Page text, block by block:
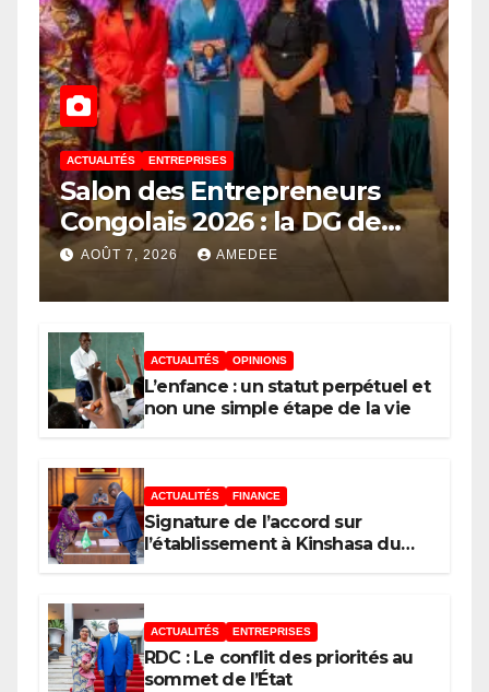
ACTUALITÉS ENTREPRISES
Salon des Entrepreneurs
Congolais 2026 : la DG de
l’ANAPI Rachel PUNGU
mobilise les investisseurs
RDC, destination phare de
l’investissement en Afrique
AOÛT 7, 2026 AMEDEE
ACTUALITÉS OPINIONS
L’enfance : un statut perpétuel et
non une simple étape de la vie
ACTUALITÉS FINANCE
Signature de l’accord sur
l’établissement à Kinshasa du
pour le développement de
l’Afrique (AUDA-NEPAD)
ACTUALITÉS ENTREPRISES
RDC : Le conflit des priorités au
sommet de l’État